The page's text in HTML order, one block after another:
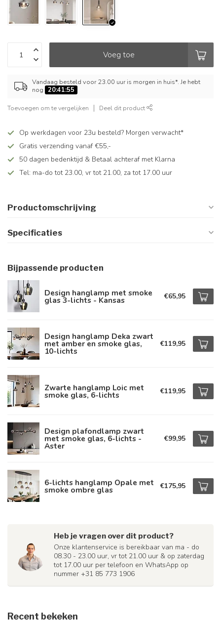
Voeg toe
Vandaag besteld voor 23.00 uur is morgen in huis*. Je hebt
nog 20:41:55
Toevoegen om te vergelijken Deel dit product
Op werkdagen voor 23u besteld? Morgen verwacht*
Gratis verzending vanaf €55,-
50 dagen bedenktijd & Betaal achteraf met Klarna
Tel: ma-do tot 23.00, vr tot 21.00, za tot 17.00 uur
Productomschrijving
Specificaties
Bijpassende producten
Design hanglamp met smoke
glas 3-lichts - Kansas €65,95
Design hanglamp Deka zwart
met amber en smoke glas,
10-lichts
€119,95
Zwarte hanglamp Loic met
smoke glas, 6-lichts €119,95
Design plafondlamp zwart
met smoke glas, 6-lichts -
Aster
€99,95
6-lichts hanglamp Opale met
smoke ombre glas €175,95
Heb je vragen over dit product?
Onze klantenservice is bereikbaar van ma - do
08.30 - 23.00 uur, vr tot 21.00 uur & op zaterdag
tot 17.00 uur per telefoon en WhatsApp op
nummer +31 85 773 1906
Recent bekeken